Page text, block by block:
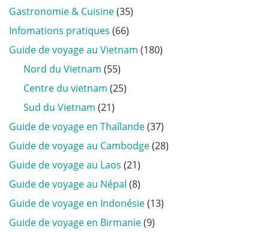
Gastronomie & Cuisine(35)
Infomations pratiques (66)
Guide de voyage au Vietnam (180)
Nord du Vietnam (55)
Centre du vietnam (25)
Sud du Vietnam (21)
Guide de voyage en Thaïlande(37)
Guide de voyage au Cambodge(28)
Guide de voyage au Laos (21)
Guide de voyage au Népal (8)
Guide de voyage en Indonésie(13)
Guide de voyage en Birmanie(9)